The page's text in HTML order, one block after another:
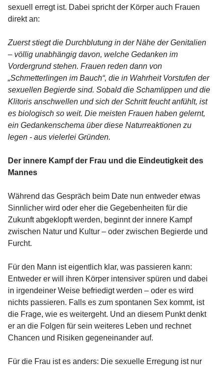
sexuell erregt ist. Dabei spricht der Körper auch Frauen
direkt an:
Zuerst stiegt die Durchblutung in der Nähe der Genitalien
– völlig unabhängig davon, welche Gedanken im
Vordergrund stehen. Frauen reden dann von
„Schmetterlingen im Bauch“, die in Wahrheit Vorstufen der
sexuellen Begierde sind. Sobald die Schamlippen und die
Klitoris anschwellen und sich der Schritt feucht anfühlt, ist
es biologisch so weit. Die meisten Frauen haben gelernt,
ein Gedankenschema über diese Naturreaktionen zu
legen - aus vielerlei Gründen.
Der innere Kampf der Frau und die Eindeutigkeit des
Mannes
Während das Gespräch beim Date nun entweder etwas
Sinnlicher wird oder eher die Gegebenheiten für die
Zukunft abgeklopft werden, beginnt der innere Kampf
zwischen Natur und Kultur – oder zwischen Begierde und
Furcht.
Für den Mann ist eigentlich klar, was passieren kann:
Entweder er will ihren Körper intensiver spüren und dabei
in irgendeiner Weise befriedigt werden – oder es wird
nichts passieren. Falls es zum spontanen Sex kommt, ist
die Frage, wie es weitergeht. Und an diesem Punkt denkt
er an die Folgen für sein weiteres Leben und rechnet
Chancen und Risiken gegeneinander auf.
Für die Frau ist es anders: Die sexuelle Erregung ist nur